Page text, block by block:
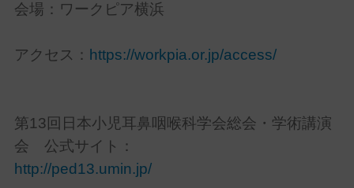
会場：ワークピア横浜
アクセス： https://workpia.or.jp/access/
第13回日本小児耳鼻咽喉科学会総会・学術講演
会 公式サイト：
http://ped13.umin.jp/